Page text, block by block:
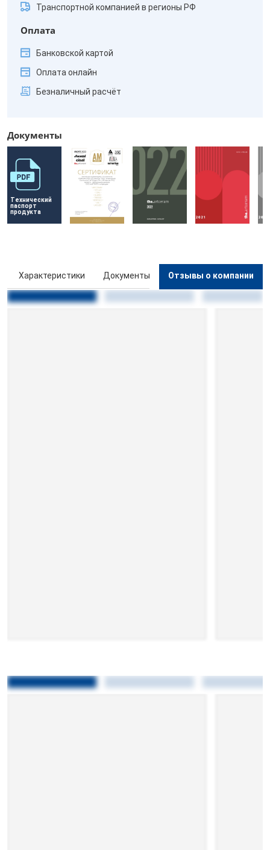
Транспортной компанией в регионы РФ
Оплата
Банковской картой
Оплата онлайн
Безналичный расчёт
Документы
Технический
паспорт
продукта
Характеристики Документы Отзывы о компании